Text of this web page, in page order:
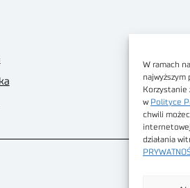
W ramach
Korzystanie
w Polityce
chwili
działania